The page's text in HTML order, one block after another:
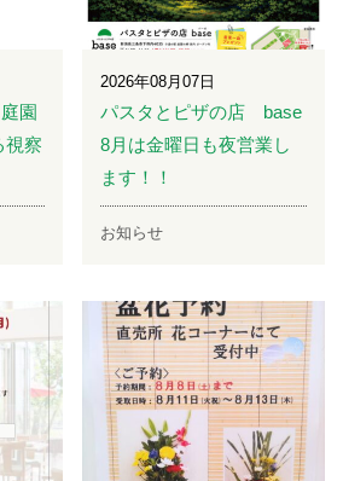
園
視察
2026年08月07日
パスタとピザの店 base
8月は金曜日も夜営業し
ます！！
お知らせ